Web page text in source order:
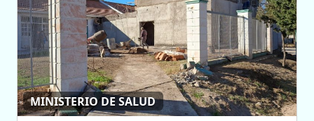
MINISTERIO DE SALUD